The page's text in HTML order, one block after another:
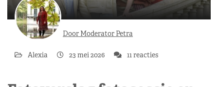
Door Moderator Petra
Alexia 23 mei 2026 11 reacties